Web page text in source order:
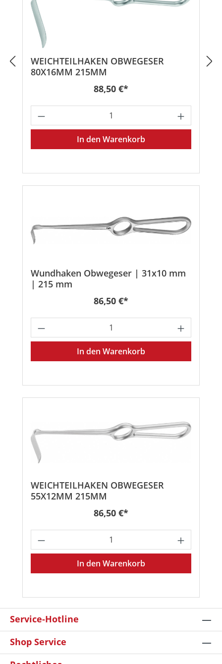
WEICHTEILHAKEN OBWEGESER
80X16MM 215MM
Regulärer Preis:
88,50 €*
Produkt Anzahl: Gib den
In den Warenkorb
Wundhaken Obwegeser | 31x10 mm
| 215 mm
Regulärer Preis:
86,50 €*
Produkt Anzahl: Gib den
In den Warenkorb
WEICHTEILHAKEN OBWEGESER
55X12MM 215MM
Regulärer Preis:
86,50 €*
Produkt Anzahl: Gib den
In den Warenkorb
Service-Hotline
Shop Service